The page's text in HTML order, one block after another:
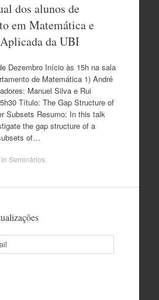
dos alunos de
em Matemática e
da UBI
Dezembro Início às 15h na sala
de Matemática 1) André
Manuel Silva e Rui
Título: The Gap Structure of
Subsets Resumo: In this talk
the gap structure of a
of…
in Seminários.